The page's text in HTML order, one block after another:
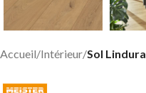
Accueil Intérieur Sol Lindura